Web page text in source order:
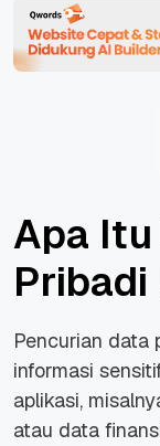
Apa
Pencurian data
informasi
aplikasi,
atau data